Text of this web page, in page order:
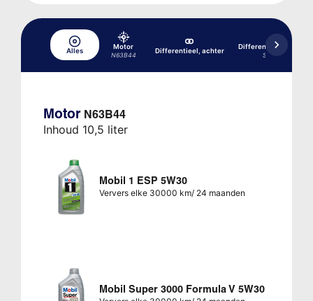
Alles
Motor
N63B44
Differentieel, achter
Differentieel, achter
SA2T4
Motor N63B44
Inhoud 10,5 liter
Mobil 1 ESP 5W30
Ververs elke 30000 km/ 24 maanden
Mobil Super 3000 Formula V 5W30